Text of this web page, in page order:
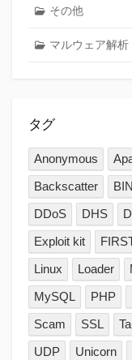
その他
マルウェア解析
タグ
Anonymous
Backscatter
DDoS
DHS
Exploit kit
Linux
Loader
MySQL
PHP
Scam
SSL
UDP
Unicorn